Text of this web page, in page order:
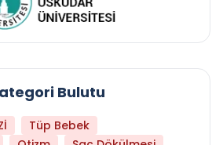
Bulutu
Tüp Bebek